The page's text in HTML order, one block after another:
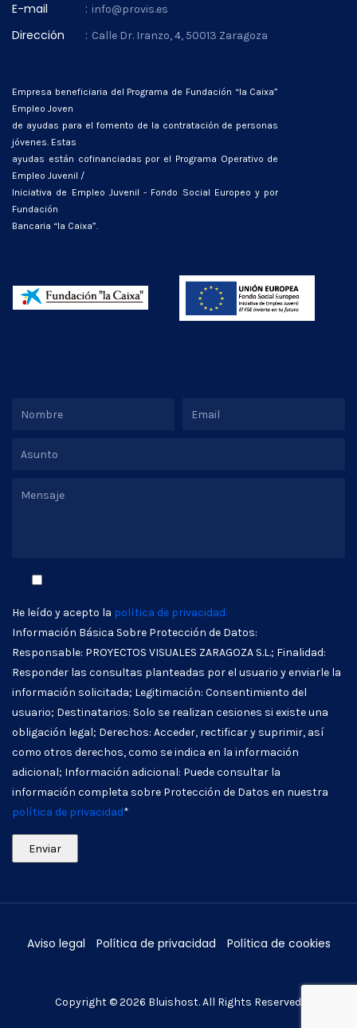
E-mail : info@provis.es
Dirección : Calle Dr. Iranzo, 4, 50013 Zaragoza
Empresa beneficiaria del Programa de Fundación “la Caixa”
Empleo Joven
de ayudas para el fomento de la contratación de personas
jóvenes. Estas
ayudas están cofinanciadas por el Programa Operativo de
Empleo Juvenil /
Iniciativa de Empleo Juvenil - Fondo Social Europeo y por
Fundación
Bancaria “la Caixa”.
He leído y acepto la política de privacidad.
Información Básica Sobre Protección de Datos:
Responsable: PROYECTOS VISUALES ZARAGOZA S.L.; Finalidad:
Responder las consultas planteadas por el usuario y enviarle la
información solicitada; Legitimación: Consentimiento del
usuario; Destinatarios: Solo se realizan cesiones si existe una
obligación legal; Derechos: Acceder, rectificar y suprimir, así
como otros derechos, como se indica en la información
adicional; Información adicional: Puede consultar la
información completa sobre Protección de Datos en nuestra
política de privacidad*
Copyright © 2026 Bluishost. All Rights Reserved.
Aviso legal Política de privacidad Política de cookies